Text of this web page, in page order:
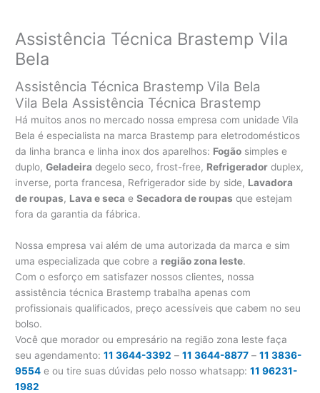
Assistência Técnica Brastemp Vila
Bela
Assistência Técnica Brastemp Vila Bela
Vila Bela Assistência Técnica Brastemp
Há muitos anos no mercado nossa empresa com unidade Vila
Bela é especialista na marca Brastemp para eletrodomésticos
da linha branca e linha inox dos aparelhos: Fogão simples e
duplo,Geladeira degelo seco, frost-free, Refrigerador duplex,
inverse, porta francesa, Refrigerador side by side, Lavadora
de roupas, Lava e seca eSecadora de roupas que estejam
fora da garantia da fábrica.
Nossa empresa vai além de uma autorizada da marca e sim
uma especializada que cobre a região zona leste.
Com o esforço em satisfazer nossos clientes, nossa
assistência técnica Brastemp trabalha apenas com
profissionais qualificados, preço acessíveis que cabem no seu
bolso.
Você que morador ou empresário na região zona leste faça
seu agendamento:11 3644-3392 –11 3644-8877 –11 3836-
9554 e ou tire suas dúvidas pelo nosso whatsapp:11 96231-
1982